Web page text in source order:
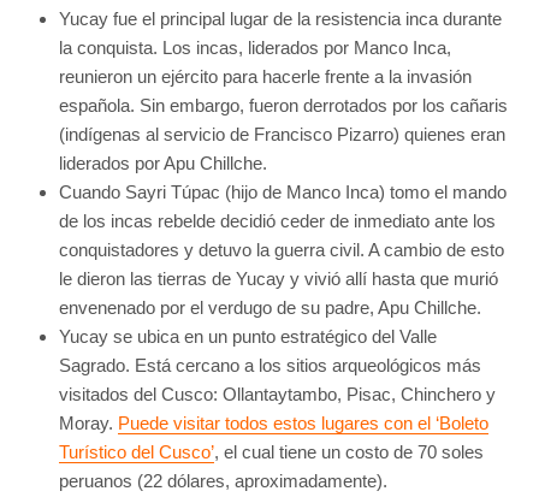
Yucay fue el principal lugar de la resistencia inca durante
la conquista. Los incas, liderados por Manco Inca,
reunieron un ejército para hacerle frente a la invasión
española. Sin embargo, fueron derrotados por los cañaris
(indígenas al servicio de Francisco Pizarro) quienes eran
liderados por Apu Chillche.
Cuando Sayri Túpac (hijo de Manco Inca) tomo el mando
de los incas rebelde decidió ceder de inmediato ante los
conquistadores y detuvo la guerra civil. A cambio de esto
le dieron las tierras de Yucay y vivió allí hasta que murió
envenenado por el verdugo de su padre, Apu Chillche.
Yucay se ubica en un punto estratégico del Valle
Sagrado. Está cercano a los sitios arqueológicos más
visitados del Cusco: Ollantaytambo, Pisac, Chinchero y
Moray. Puede visitar todos estos lugares con el ‘Boleto
Turístico del Cusco’, el cual tiene un costo de 70 soles
peruanos (22 dólares, aproximadamente).